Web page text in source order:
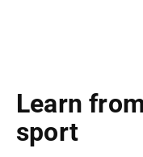
Learn
sport